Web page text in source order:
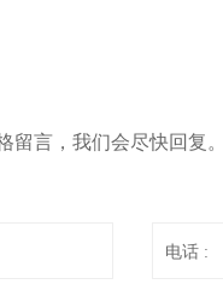
留言，我们会尽快回复
电话 :